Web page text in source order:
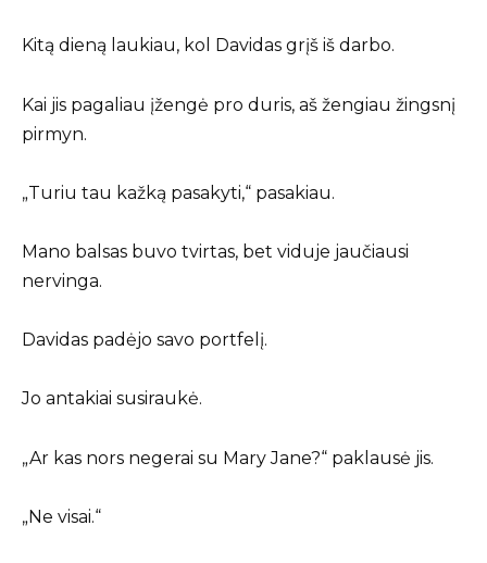
Kitą dieną laukiau, kol Davidas grįš iš darbo.
Kai jis pagaliau įžengė pro duris, aš žengiau žingsnį
pirmyn.
„Turiu tau kažką pasakyti,“ pasakiau.
Mano balsas buvo tvirtas, bet viduje jaučiausi
nervinga.
Davidas padėjo savo portfelį.
Jo antakiai susiraukė.
„Ar kas nors negerai su Mary Jane?“ paklausė jis.
„Ne visai.“